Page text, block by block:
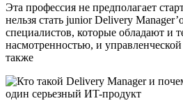
Эта профессия не предполагает
нельзя стать junior Delivery
специалистов, которые обладают и
насмотренностью, и
также